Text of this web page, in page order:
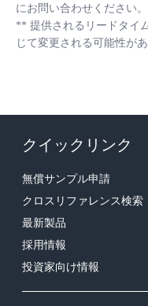
にお問い合わせください。
** 提供されるリードタイ
じて変更される可能性があ
クイックリンク
無償サンプル申請
クロスリファレンス検索
最新製品
採用情報
投資家向け情報